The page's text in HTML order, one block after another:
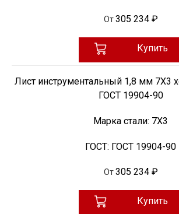
От 305 234 ₽
Купить
Лист инструментальный 1,8 мм 7Х3
ГОСТ 19904-90
Марка стали: 7Х3
ГОСТ: ГОСТ 19904-90
От 305 234 ₽
Купить